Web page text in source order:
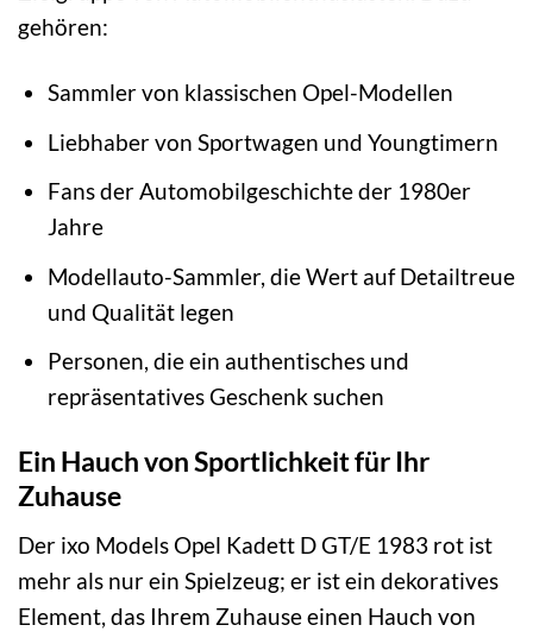
gehören:
Sammler von klassischen Opel-Modellen
Liebhaber von Sportwagen und Youngtimern
Fans der Automobilgeschichte der 1980er
Jahre
Modellauto-Sammler, die Wert auf Detailtreue
und Qualität legen
Personen, die ein authentisches und
repräsentatives Geschenk suchen
Ein Hauch von Sportlichkeit für Ihr
Zuhause
Der ixo Models Opel Kadett D GT/E 1983 rot ist
mehr als nur ein Spielzeug; er ist ein dekoratives
Element, das Ihrem Zuhause einen Hauch von